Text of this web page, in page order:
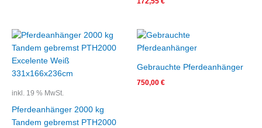
inkl. 19 % MwSt.
Pferdeanhänger 2000 kg
Tandem gebremst PTH2000
Ursprünglicher
war:
9.639,00 €
Aktueller
ist:
Gebrauchte Pferdeanhänger
750,00 €